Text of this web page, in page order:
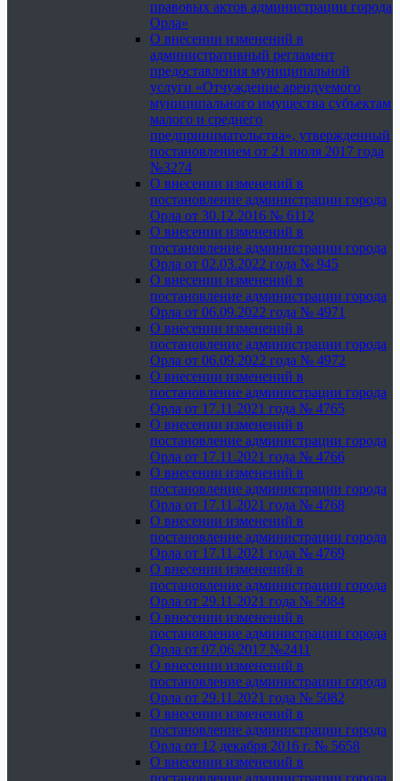
правовых актов администрации города
Орла»
О внесении изменений в
административный регламент
предоставления муниципальной
услуги «Отчуждение арендуемого
муниципального имущества субъектам
малого и среднего
предпринимательства», утвержденный
постановлением от 21 июля 2017 года
№3274
О внесении изменений в
постановление администрации города
Орла от 30.12.2016 № 6112
О внесении изменений в
постановление администрации города
Орла от 02.03.2022 года № 945
О внесении изменений в
постановление администрации города
Орла от 06.09.2022 года № 4971
О внесении изменений в
постановление администрации города
Орла от 06.09.2022 года № 4972
О внесении изменений в
постановление администрации города
Орла от 17.11.2021 года № 4765
О внесении изменений в
постановление администрации города
Орла от 17.11.2021 года № 4766
О внесении изменений в
постановление администрации города
Орла от 17.11.2021 года № 4768
О внесении изменений в
постановление администрации города
Орла от 17.11.2021 года № 4769
О внесении изменений в
постановление администрации города
Орла от 29.11.2021 года № 5084
О внесении изменений в
постановление администрации города
Орла от 07.06.2017 №2411
О внесении изменений в
постановление администрации города
Орла от 29.11.2021 года № 5082
О внесении изменений в
постановление администрации города
Орла от 12 декабря 2016 г. № 5658
О внесении изменений в
постановление администрации города